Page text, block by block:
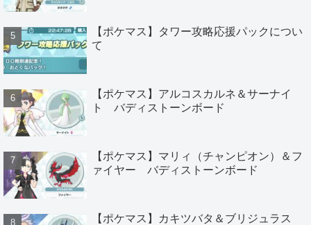
【ポケマス】タワー攻略応援パックについ
て
【ポケマス】アルコスカルネ＆サーナイ
ト バディストーンボード
【ポケマス】マリィ（チャンピオン）＆フ
ァイヤー バディストーンボード
【ポケマス】カキツバタ＆ブリジュラス